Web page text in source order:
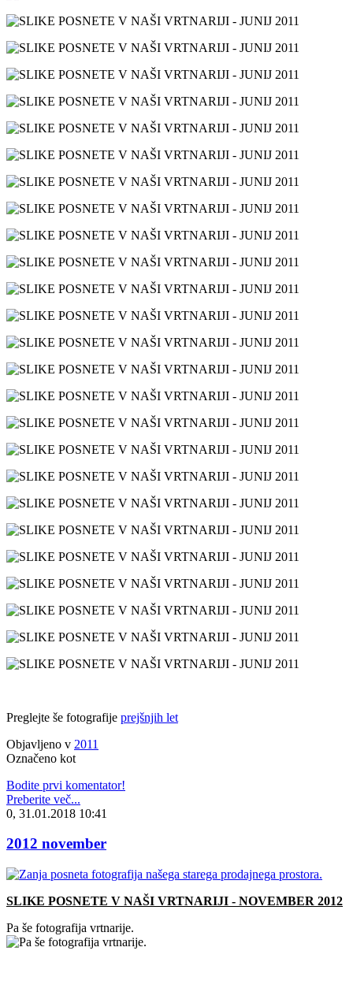
Preglejte še fotografije prejšnjih let
Objavljeno v 2011
Označeno kot
Bodite prvi komentator!
Preberite več...
0, 31.01.2018 10:41
2012 november
SLIKE POSNETE V NAŠI VRTNARIJI - NOVEMBER 2012
Pa še fotografija vrtnarije.